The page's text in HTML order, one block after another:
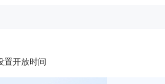
置开放时间